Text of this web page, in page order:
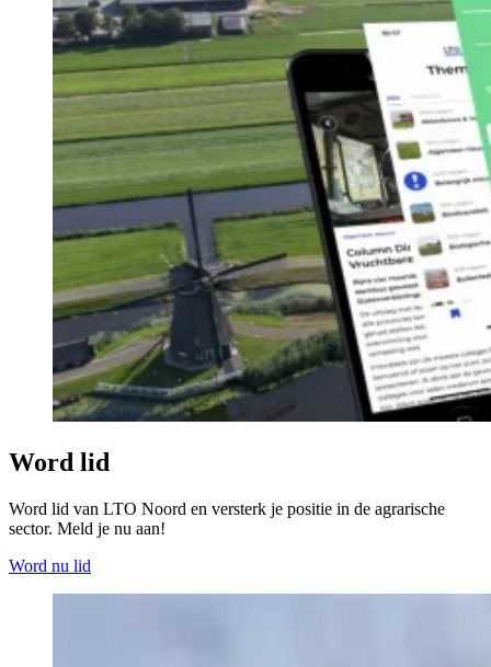
Word lid
Word lid van LTO Noord en versterk je positie in de agrarische
sector. Meld je nu aan!
Word nu lid